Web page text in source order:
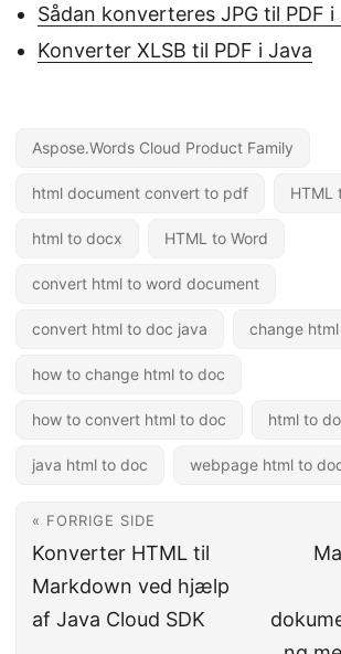
Sådan konverteres JPG til PDF i
Konverter XLSB til PDF i Java
Aspose.Words Cloud Product Family
html document convert to pdf HTML
html to docx HTML to Word
convert html to word document
convert html to doc java change
how to change html to doc
how to convert html to doc html to
java html to doc webpage html to
« FORRIGE SIDE
Konverter HTML til
Markdown ved hjælp
af Java Cloud SDK